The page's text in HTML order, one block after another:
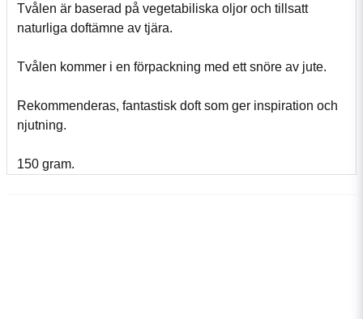
Tvålen är baserad på vegetabiliska oljor och tillsatt
naturliga doftämne av tjära.
Tvålen kommer i en förpackning med ett snöre av jute.
Rekommenderas, fantastisk doft som ger inspiration och
njutning.
150 gram.